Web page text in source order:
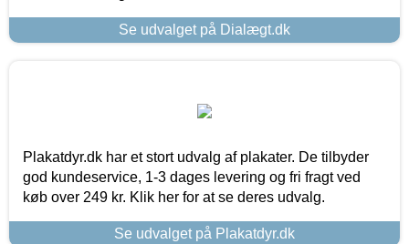
Se udvalget på Dialægt.dk
Plakatdyr.dk har et stort udvalg af plakater. De tilbyder
god kundeservice, 1-3 dages levering og fri fragt ved
køb over 249 kr. Klik her for at se deres udvalg.
Se udvalget på Plakatdyr.dk